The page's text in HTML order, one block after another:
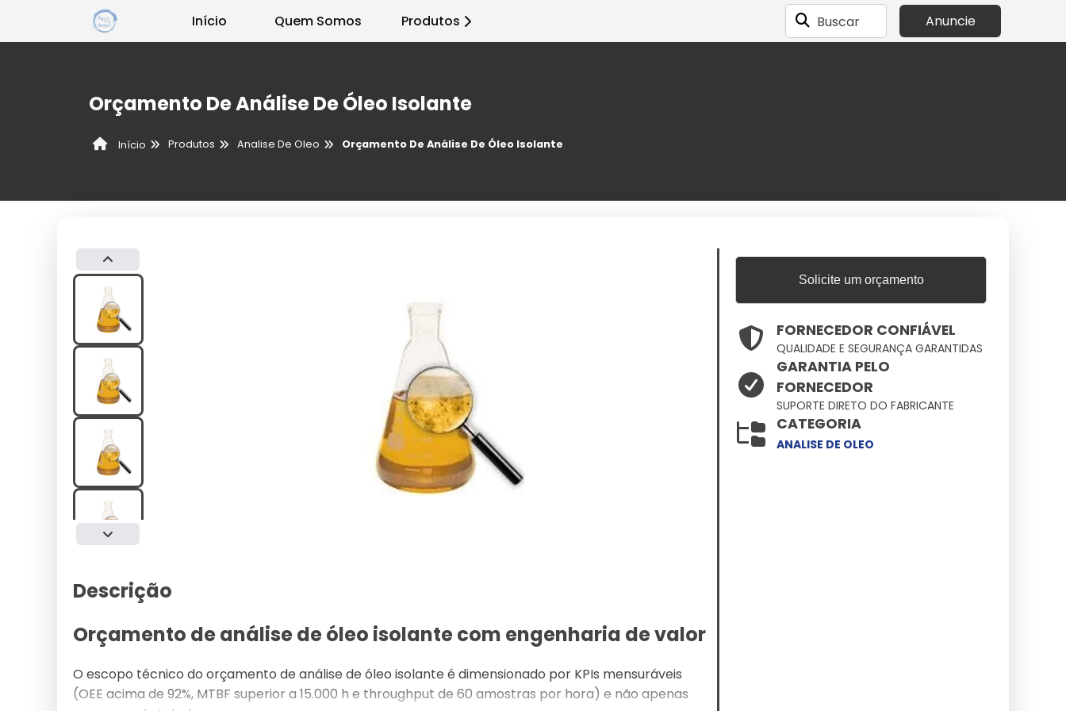
Início Quem Somos Produtos Buscar Anuncie
Orçamento De Análise De Óleo Isolante
Início Produtos Analise De Oleo Orçamento De Análise De Óleo Isolante
Descrição
Orçamento de análise de óleo isolante com engenharia de valor
O escopo técnico do orçamento de análise de óleo isolante é dimensionado por KPIs mensuráveis
(OEE acima de 92%, MTBF superior a 15.000 h e throughput de 60 amostras por hora) e não apenas
Solicite um orçamento
FORNECEDOR CONFIÁVEL
QUALIDADE E SEGURANÇA GARANTIDAS
GARANTIA PELO
FORNECEDOR
SUPORTE DIRETO DO FABRICANTE
CATEGORIA
ANALISE DE OLEO